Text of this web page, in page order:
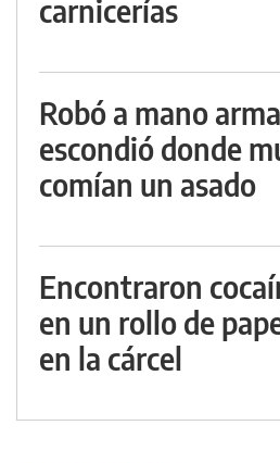
carnicerías
Robó a mano
escondió donde
comían un asado
Encontraron
en un rollo de
en la cárcel